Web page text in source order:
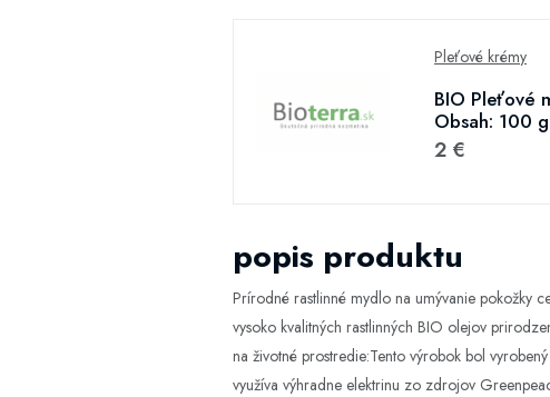
Pleťové krémy
BIO Pleťové
Obsah: 100
2 €
popis produktu
Prírodné rastlinné mydlo na umývanie pokožky
vysoko kvalitných rastlinných BIO olejov
na životné prostredie:Tento výrobok bol
využíva výhradne elektrinu zo zdrojov